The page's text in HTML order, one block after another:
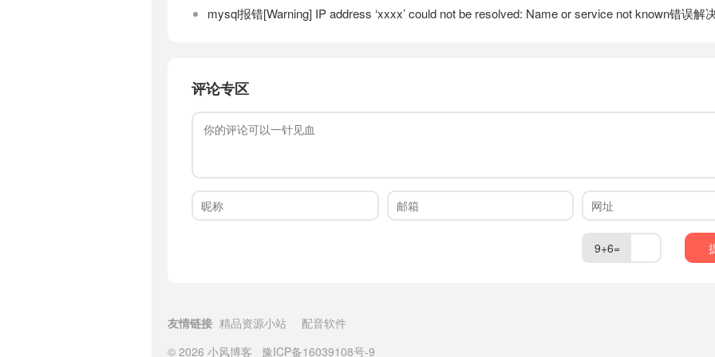
mysql报错[Warning] IP address ‘xxxx’ could not be resolved: Name or service not known错误解
评论专区
9+6=
友情链接 精品资源小站
配音软件
© 2026 小风博客 豫ICP备16039108号-9